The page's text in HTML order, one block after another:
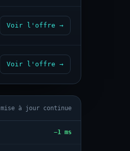
Voir l'offre →
Voir l'offre →
mise à jour continue
−1 ms